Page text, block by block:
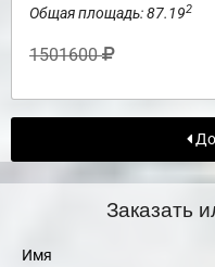
Общая площадь: 87.192
1501600
Заказать
Имя